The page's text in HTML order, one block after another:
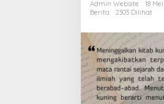
Admin Website
18
Berita
2303 Dilihat